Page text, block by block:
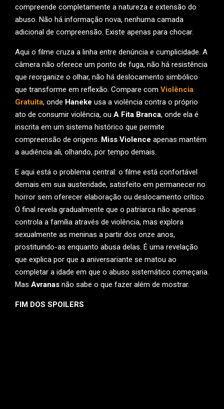
compreende completamente a natureza e extensão do
abuso. Não há informação nova, nenhuma camada
adicional de compreensão. Existe apenas para chocar.
Aqui o filme cruza a linha entre denúncia e cumplicidade. A
câmera não oferece um ponto de fuga, não há resistência
que reorganize o olhar, não há deslocamento simbólico
que transforme em reflexão. Compare com Violência
Gratuita, onde Haneke usa a violência contra o próprio
ato de consumir violência, ou A Fita Branca, onde ela é
inscrita em um sistema histórico que permite
compreensão de origens. Miss Violence apenas mantém
a audiência ali, olhando, por tempo demais.
E aqui está o problema central: o filme está confortável
demais em sua austeridade, satisfeito em permanecer no
horror sem oferecer elaboração ou deslocamento crítico.
O final revela gradualmente que o patriarca não apenas
controla a família através de violência, mas explora
sexualmente as meninas a partir dos onze anos,
prostituindo-as enquanto abusa delas. É uma revelação
que explica por que a aniversariante se matou ao
completar a idade em que o abuso sistemático começaria.
Mas Avranas não sabe o que fazer além de mostrar.
FIM DOS SPOILERS